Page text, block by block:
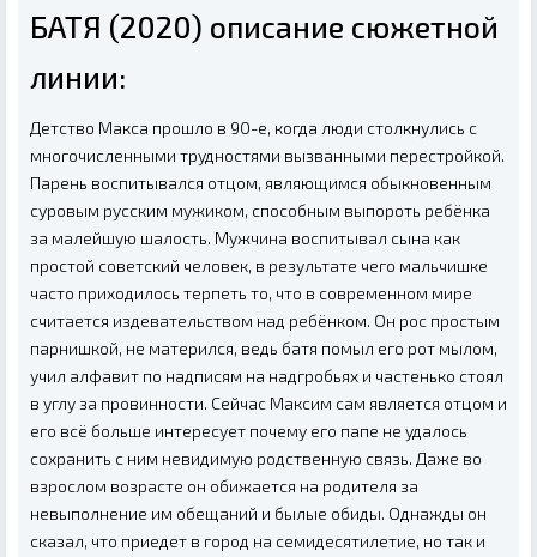
БАТЯ (2020) описание сюжетной
линии:
Детство Макса прошло в 90-е, когда люди столкнулись с
многочисленными трудностями вызванными перестройкой.
Парень воспитывался отцом, являющимся обыкновенным
суровым русским мужиком, способным выпороть ребёнка
за малейшую шалость. Мужчина воспитывал сына как
простой советский человек, в результате чего мальчишке
часто приходилось терпеть то, что в современном мире
считается издевательством над ребёнком. Он рос простым
парнишкой, не матерился, ведь батя помыл его рот мылом,
учил алфавит по надписям на надгробьях и частенько стоял
в углу за провинности. Сейчас Максим сам является отцом и
его всё больше интересует почему его папе не удалось
сохранить с ним невидимую родственную связь. Даже во
взрослом возрасте он обижается на родителя за
невыполнение им обещаний и былые обиды. Однажды он
сказал, что приедет в город на семидесятилетие, но так и